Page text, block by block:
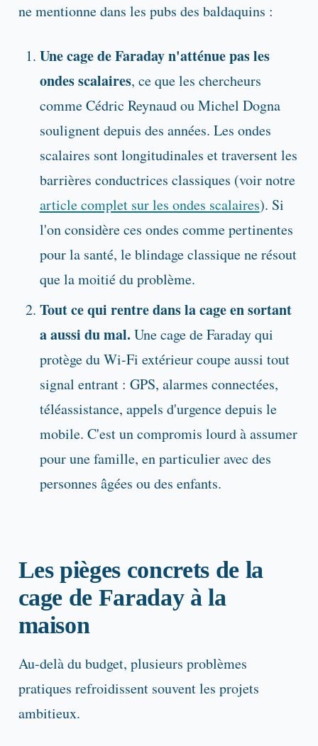
ne mentionne dans les pubs des baldaquins :
Une cage de Faraday n'atténue pas les
ondes scalaires, ce que les chercheurs
comme Cédric Reynaud ou Michel Dogna
soulignent depuis des années. Les ondes
scalaires sont longitudinales et traversent les
barrières conductrices classiques (voir notre
article complet sur les ondes scalaires). Si
l'on considère ces ondes comme pertinentes
pour la santé, le blindage classique ne résout
que la moitié du problème.
Tout ce qui rentre dans la cage en sortant
a aussi du mal.Une cage de Faraday qui
protège du Wi-Fi extérieur coupe aussi tout
signal entrant : GPS, alarmes connectées,
téléassistance, appels d'urgence depuis le
mobile. C'est un compromis lourd à assumer
pour une famille, en particulier avec des
personnes âgées ou des enfants.
Les pièges concrets de la
cage de Faraday à la
maison
Au-delà du budget, plusieurs problèmes
pratiques refroidissent souvent les projets
ambitieux.